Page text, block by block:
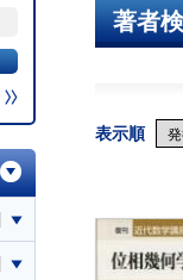
著者
表示順